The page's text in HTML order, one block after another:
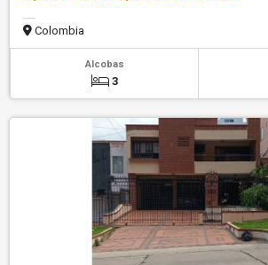
Colombia
Alcobas
3